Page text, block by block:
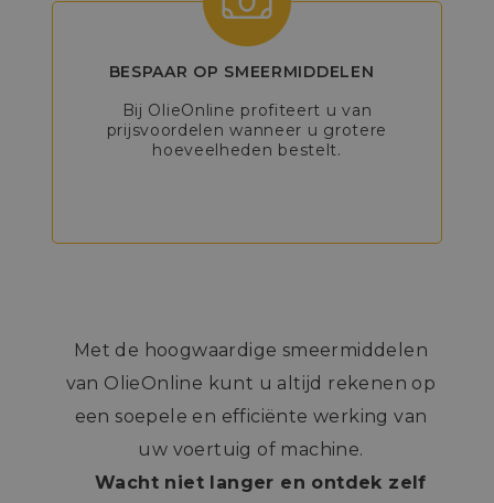
BESPAAR OP SMEERMIDDELEN
Bij OlieOnline profiteert u van
prijsvoordelen wanneer u grotere
hoeveelheden bestelt.
Met de hoogwaardige smeermiddelen
van OlieOnline kunt u altijd rekenen op
een soepele en efficiënte werking van
uw voertuig of machine.
Wacht niet langer en ontdek zelf